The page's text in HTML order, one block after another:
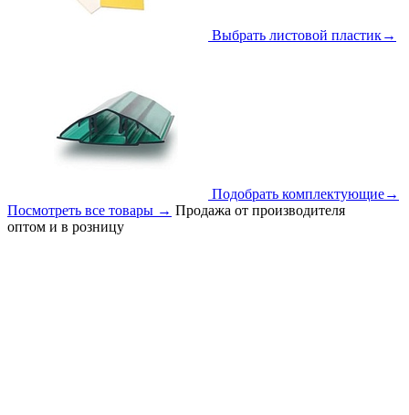
Выбрать листовой пластик→
Подобрать комплектующие→
Посмотреть все товары → Продажа от производителя
оптом и в розницу